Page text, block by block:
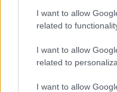
I want to allow
related to
I want to allow
related to
I want to allow
μαστροπείας